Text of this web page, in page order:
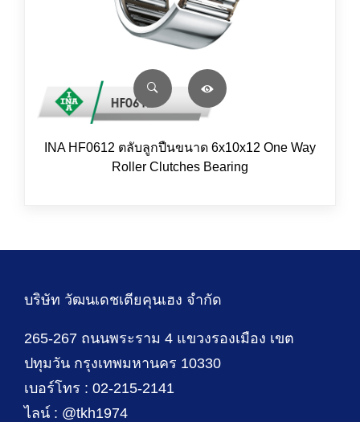
INA HF0612 ตลับลูกปืนขนาด 6x10x12 One Way
Roller Clutches Bearing
บริษัท วัฒนเดชเตียคุนเฮง จำกัด
265-267 ถนนพระราม 4 แขวงรองเมือง เขต
ปทุมวัน กรุงเทพมหานคร 10330
เบอร์โทร : 02-215-2141
ไลน์ : @tkh1974